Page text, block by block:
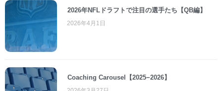
2026年NFLドラフトで注目の選手たち【QB編】
2026年4月1日
Coaching Carousel【2025−2026】